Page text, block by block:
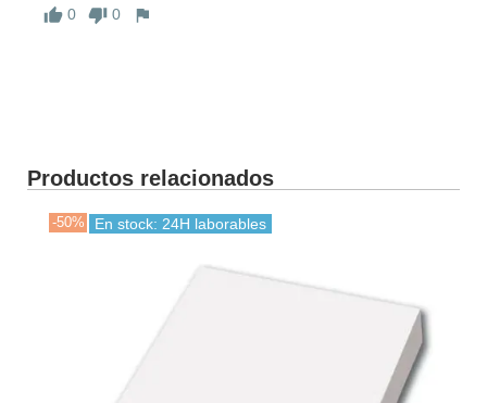
0 0
Productos relacionados
-50% En stock: 24H laborables